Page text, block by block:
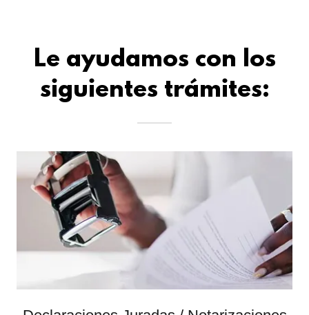
Le ayudamos con los
siguientes trámites: